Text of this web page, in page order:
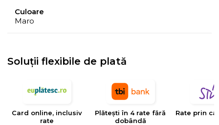
- Culorile prezentate pot avea unele variatii in
comparatie cu realitatea, datorita limitarilor procesului
EYSAeste un brand spaniol de referinta in domeniul
mobilier. Creativitatea, designul, inovatia si calitatea
sunt valorile care determina stilul si traiectoria Eysa inca
de la infiintarea sa.
Culoare
Maro
Soluții flexibile de plată
Card online, inclusiv
rate
Plătești în 4 rate fără
dobândă
Rate prin